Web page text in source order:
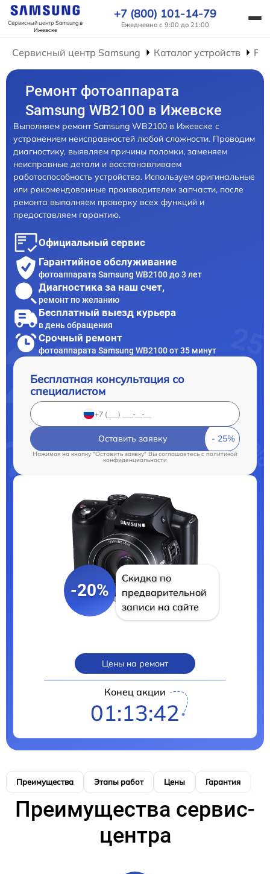
Сервисный центр Samsungв
Ижевске
+7 (800) 101-14-79
Ежедневно с 9:00 до 21:00
Сервисный центр Samsung Каталог устройств
Ремонт фотоаппарата
Samsung WB2100 в Ижевске
Выполняем ремонт Samsung WB2100 в Ижевске с
устранением неисправностей любой сложности. Проводим
диагностику, выявляем причины поломки, заменяем
неисправные детали и восстанавливаем
работоспособность устройства. Используем оригинальные
или рекомендованные производителем запчасти, после
ремонта выполняем проверку всех функций и
предоставляем гарантию.
Официальный сервис
Гарантийное обслуживание
фотоаппарата Samsung WB2100 до 3 лет
Диагностика за наш счет,
ремонт по желанию
Бесплатный выезд курьера
в день обращения
Срочный ремонт
фотоаппарата Samsung WB2100 от 35 минут
Бесплатная консультация со
специалистом
Оставить заявку
Нажимая на кнопку "Оставить заявку" Вы соглашаетесь c политикой
конфиденциальности
-20%
Скидка по
предварительной
записи на сайте
Цены на ремонт
Конец акции
01:13:41
Преимущества Этапы работ Цены Гарантия
Преимущества сервис-
центра